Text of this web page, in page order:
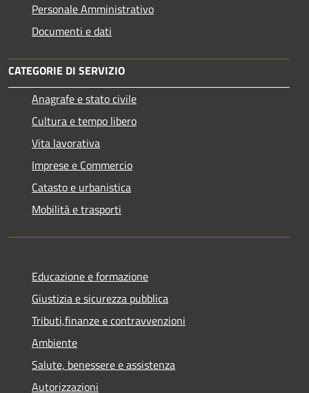
Personale Amministrativo
Documenti e dati
CATEGORIE DI SERVIZIO
Anagrafe e stato civile
Cultura e tempo libero
Vita lavorativa
Imprese e Commercio
Catasto e urbanistica
Mobilità e trasporti
Educazione e formazione
Giustizia e sicurezza pubblica
Tributi,finanze e contravvenzioni
Ambiente
Salute, benessere e assistenza
Autorizzazioni